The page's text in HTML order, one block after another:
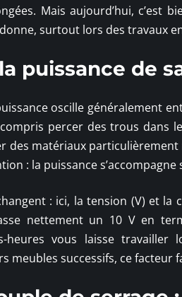
Mais aujourd’hui, c’est
surtout lors des travaux
puissance de
oscille généralement
percer des trous dans
des matériaux
: la puissance
: ici, la tension (V) et la
nettement un 10 V en
heures vous laisse
meubles successifs, ce facteur